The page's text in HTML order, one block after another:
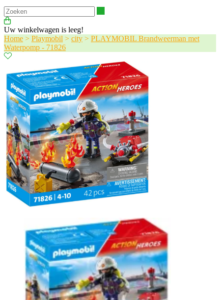
Uw winkelwagen is leeg!
Home > Playmobil > city > PLAYMOBIL Brandweerman met
Waterpomp - 71826